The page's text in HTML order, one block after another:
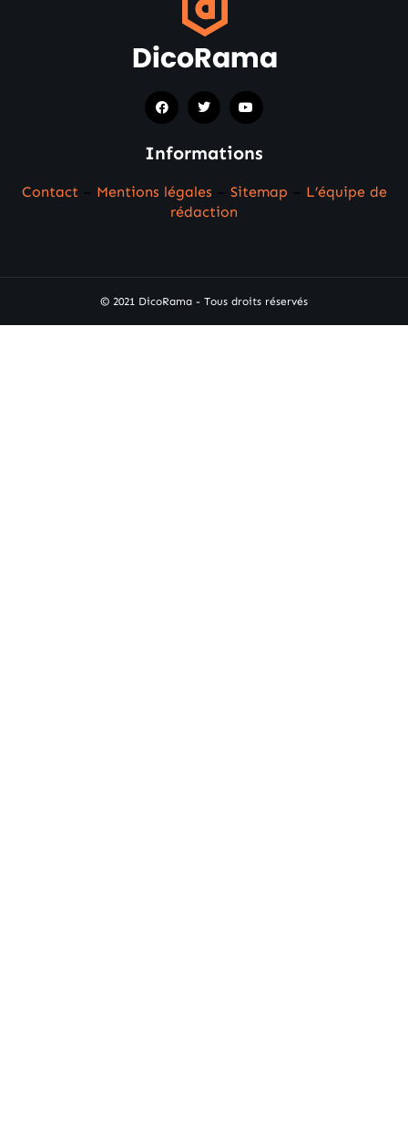
Informations
Contact Mentions légales Sitemap
L’équipe de
rédaction
© 2021 DicoRama - Tous droits réservés